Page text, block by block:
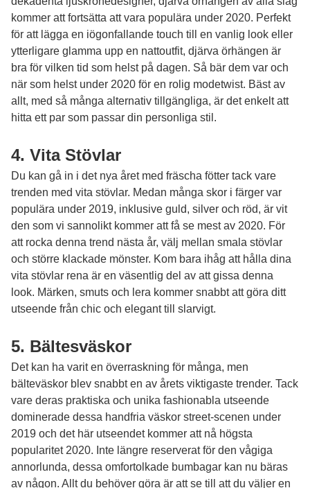
kommer att fortsätta att vara populära under 2020. Perfekt
för att lägga en iögonfallande touch till en vanlig look eller
ytterligare glamma upp en nattoutfit, djärva örhängen är
bra för vilken tid som helst på dagen. Så bär dem var och
när som helst under 2020 för en rolig modetwist. Bäst av
allt, med så många alternativ tillgängliga, är det enkelt att
hitta ett par som passar din personliga stil.
4. Vita Stövlar
Du kan gå in i det nya året med fräscha fötter tack vare
trenden med vita stövlar. Medan många skor i färger var
populära under 2019, inklusive guld, silver och röd, är vit
den som vi sannolikt kommer att få se mest av 2020. För
att rocka denna trend nästa år, välj mellan smala stövlar
och större klackade mönster. Kom bara ihåg att hålla dina
vita stövlar rena är en väsentlig del av att gissa denna
look. Märken, smuts och lera kommer snabbt att göra ditt
utseende från chic och elegant till slarvigt.
5. Bältesväskor
Det kan ha varit en överraskning för många, men
bälteväskor blev snabbt en av årets viktigaste trender. Tack
vare deras praktiska och unika fashionabla utseende
dominerade dessa handfria väskor street-scenen under
2019 och det här utseendet kommer att nå högsta
popularitet 2020. Inte längre reserverat för den vågiga
annorlunda, dessa omfortolkade bumbagar kan nu bäras
av någon. Allt du behöver göra är att se till att du väljer en